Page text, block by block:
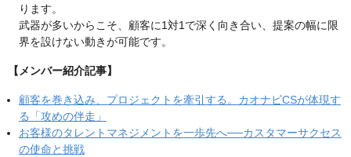
ります。
武器が多いからこそ、顧客に1対1で深く向き合い、提案の幅に限
界を設けない動きが可能です。
【メンバー紹介記事】
顧客を巻き込み、プロジェクトを牽引する。カオナビCSが体現す
る「攻めの伴走」
お客様のタレントマネジメントを一歩先へ──カスタマーサクセス
の使命と挑戦